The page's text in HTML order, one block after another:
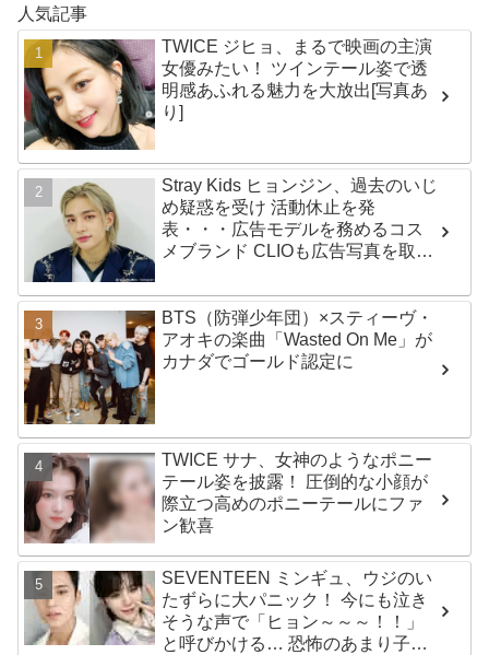
人気記事
TWICE ジヒョ、まるで映画の主演
女優みたい！ ツインテール姿で透
明感あふれる魅力を大放出[写真あ
り]
Stray Kids ヒョンジン、過去のいじ
め疑惑を受け 活動休止を発
表・・・広告モデルを務めるコス
メブランド CLIOも広告写真を取り
BTS（防弾少年団）×スティーヴ・
アオキの楽曲「Wasted On Me」が
カナダでゴールド認定に
TWICE サナ、女神のようなポニー
テール姿を披露！ 圧倒的な小顔が
際立つ高めのポニーテールにファ
ン歓喜
SEVENTEEN ミンギュ、ウジのい
たずらに大パニック！ 今にも泣き
そうな声で「ヒョン～～～！！」
と呼びかける… 恐怖のあまり子供